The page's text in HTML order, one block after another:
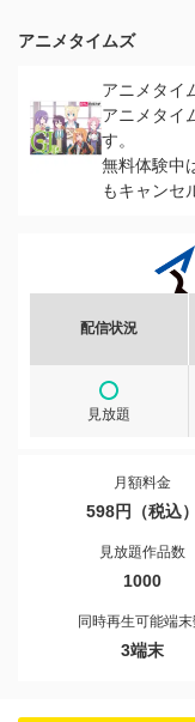
アニメタイムズ
アニメタイ
アニメタイ
す。
無料体験中
もキャンセ
配信状況
見放題
月額料金
598円（税込）
見放題作品数
1000
同時再生可能端
3端末